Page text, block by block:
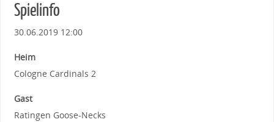
Spielinfo
30.06.2019 12:00
Heim
Cologne Cardinals 2
Gast
Ratingen Goose-Necks